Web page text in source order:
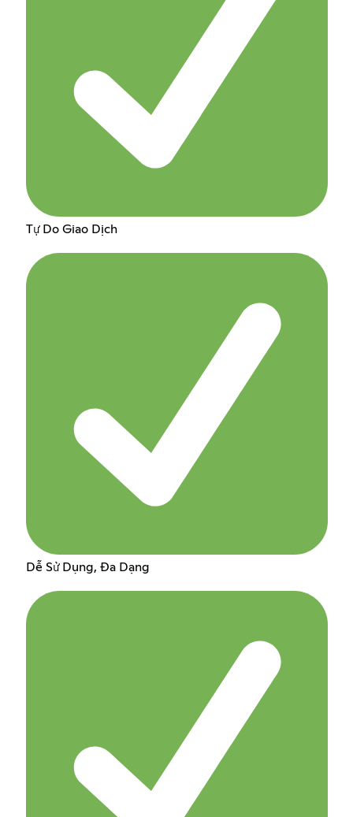
Tự Do Giao Dịch
Dễ Sử Dụng, Đa Dạng